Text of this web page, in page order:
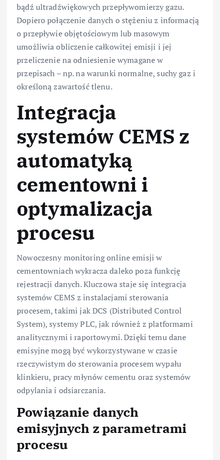
bądź ultradźwiękowych przepływomierzy gazu.
Dopiero połączenie danych o stężeniu z informacją
o przepływie objętościowym lub masowym
umożliwia obliczenie całkowitej emisji i jej
przeliczenie na odniesienie wymagane w
przepisach – np. na warunki normalne, suchy gaz i
określoną zawartość tlenu.
Integracja
systemów CEMS z
automatyką
cementowni i
optymalizacja
procesu
Nowoczesny monitoring online emisji w
cementowniach wykracza daleko poza funkcję
rejestracji danych. Kluczowa staje się integracja
systemów CEMS z instalacjami sterowania
procesem, takimi jak DCS (Distributed Control
System), systemy PLC, jak również z platformami
analitycznymi i raportowymi. Dzięki temu dane
emisyjne mogą być wykorzystywane w czasie
rzeczywistym do sterowania procesem wypału
klinkieru, pracy młynów cementu oraz systemów
odpylania i odsiarczania.
Powiązanie danych
emisyjnych z parametrami
procesu